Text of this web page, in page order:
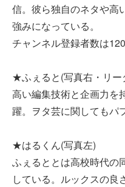
信。彼ら独自のネタや高
強みになっている。
チャンネル登録者数は120
★ふぇると(写真右・リー
高い編集技術と企画力を
躍。ヲタ芸に関してもパ
★はるくん(写真左)
ふぇるととは高校時代の
している。ルックスの良